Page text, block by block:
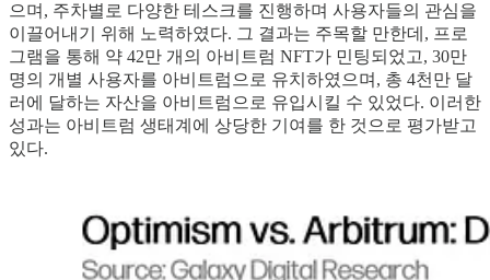
으며, 주차별로 다양한 테스크를 진행하며 사용자들의 관심을
이끌어내기 위해 노력하였다. 그 결과는 주목할 만한데, 프로
그램을 통해 약 42만 개의 아비트럼 NFT가 민팅되었고, 30만
명의 개별 사용자를 아비트럼으로 유치하였으며, 총 4천만 달
러에 달하는 자산을 아비트럼으로 유입시킬 수 있었다. 이러한
성과는 아비트럼 생태계에 상당한 기여를 한 것으로 평가받고
있다.